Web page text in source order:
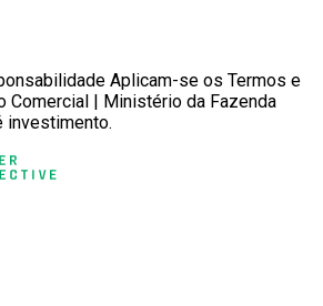
Aplicam-se os Termos e
Comercial | Ministério da Fazenda
investimento.